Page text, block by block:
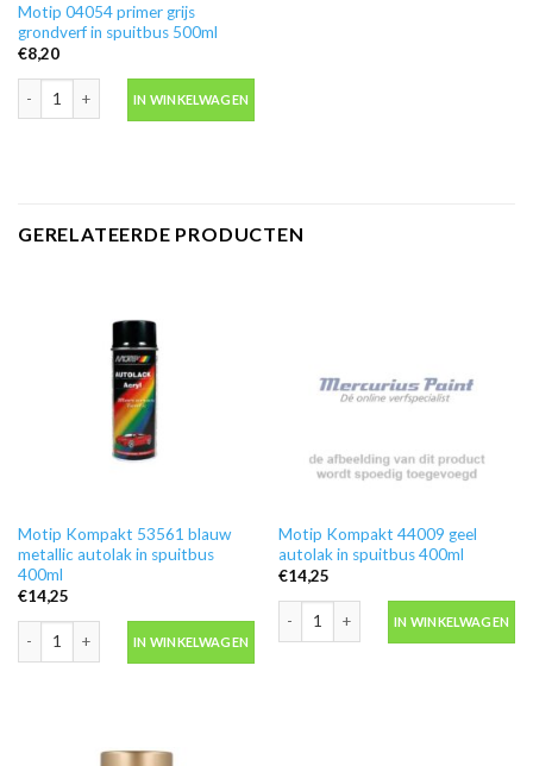
Motip 04054 primer grijs
grondverf in spuitbus 500ml
€8,20
Motip 04054 primer grijs grondverf in spuitbus 500ml aantal
IN WINKELWAGEN
GERELATEERDE PRODUCTEN
Motip Kompakt 53561 blauw
metallic autolak in spuitbus
400ml
€14,25
Motip Kompakt 53561 blauw metallic autolak in spuitbus 400ml aantal
IN WINKELWAGEN
Motip Kompakt 44009 geel
autolak in spuitbus 400ml
€14,25
Motip Kompakt 44009 geel autolak
IN WINKELWAGEN